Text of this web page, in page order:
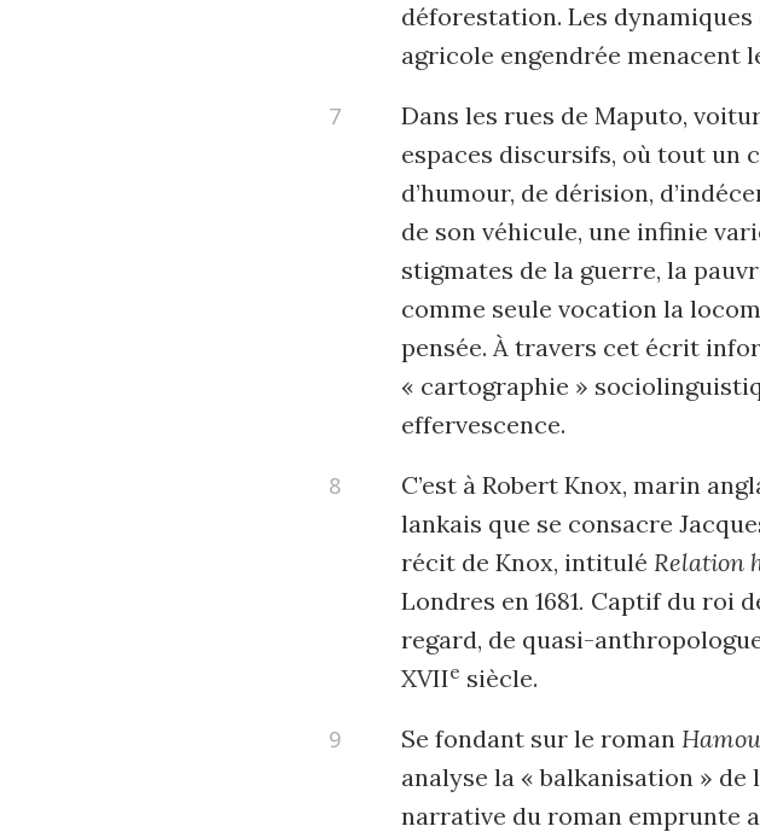
déforestation. Les
agricole engendrée menacent
Dans les rues de Maputo,
espaces discursifs, où tout un
d’humour, de dérision,
de son véhicule, une infinie
stigmates de la guerre, la
comme seule vocation la
pensée. À travers cet écrit
« cartographie »
effervescence.
C’est à Robert Knox, marin
lankais que se consacre
récit de Knox, intitulé Relation
Londres en 1681. Captif du roi
regard, de quasi-
XVIIe siècle.
Se fondant sur le roman
analyse la « balkanisation »
narrative du roman emprunte